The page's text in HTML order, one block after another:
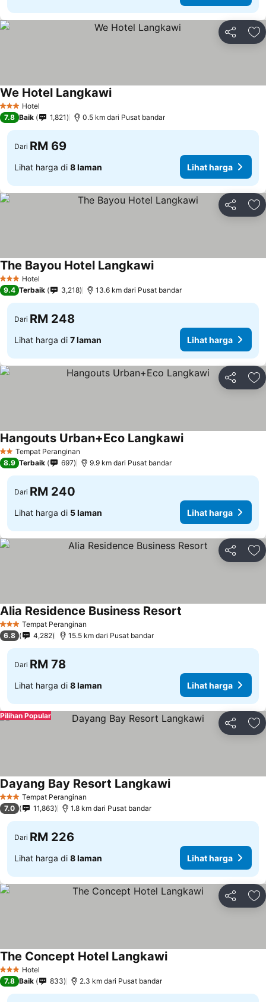
Kongsi
3 BintangHotel
We Hotel Langkawi
7.8 Baik 1,821 0.5 km dari Pusat bandar
Dari RM 69
Lihat harga di 8 laman Lihat harga
Kongsi
3 BintangHotel
The Bayou Hotel Langkawi
9.4 Terbaik 3,218 13.6 km dari Pusat bandar
Dari RM 248
Lihat harga di 7 laman Lihat harga
Kongsi
2 BintangTempat Peranginan
Hangouts Urban+Eco Langkawi
8.9 Terbaik 697 9.9 km dari Pusat bandar
Dari RM 240
Lihat harga di 5 laman Lihat harga
Kongsi
3 BintangTempat Peranginan
Alia Residence Business Resort
6.8 4,282 15.5 km dari Pusat bandar
Dari RM 78
Lihat harga di 8 laman Lihat harga
Kongsi
Pilihan Popular
3 BintangTempat Peranginan
Dayang Bay Resort Langkawi
7.0 11,863 1.8 km dari Pusat bandar
Dari RM 226
Lihat harga di 8 laman Lihat harga
Kongsi
3 BintangHotel
The Concept Hotel Langkawi
7.8 Baik 833 2.3 km dari Pusat bandar